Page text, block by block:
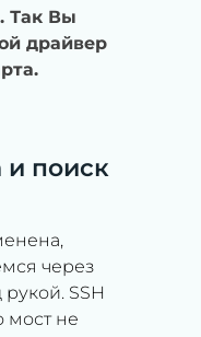
Так Вы
драйвер
и поиск
через
SSH
мост не